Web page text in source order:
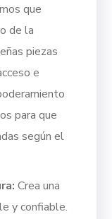
que
de la
piezas
e
para que
según el
Crea una
y confiable.